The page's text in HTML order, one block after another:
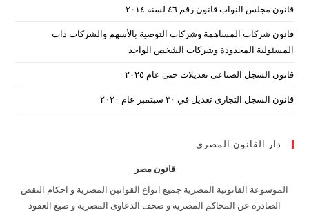
قانون مجلس النواب قانون رقم ٤٦ لسنة ٢٠١٤
قانون شركات المساهمة وشركات التوصية بالأسهم والشركات ذات
المسئولية المحدودة وشركات الشخص الواحد
قانون السجل الصناعى تعديلات حتى عام ٢٠٢٥
قانون السجل التجارى تعديل في ٣٠ سبتمبر عام ٢٠٢٠
دار القانون المصري
قانون مصر
الموسوعة القانونية المصرية جميع انواع القوانين المصرية و احكام النقض
الصادرة عن المحاكم المصرية و صحف الدعاوى المصرية و صيغ العقود